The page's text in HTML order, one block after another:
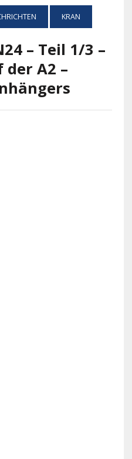
KRAN
– Teil 1/3 –
der A2 –